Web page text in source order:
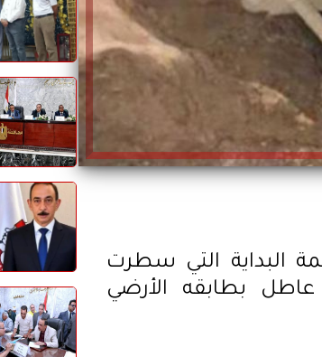
البداية التي سطرت
بطابقه الأرضي